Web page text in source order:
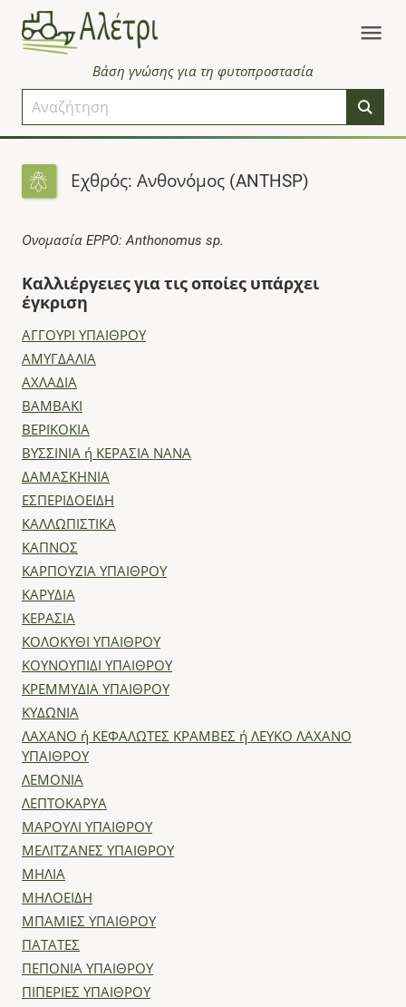
Βάση γνώσης για τη φυτοπροστασία
Εχθρός: Ανθονόμος (ANTHSP)
Ονομασία EPPO: Anthonomus sp.
Καλλιέργειες για τις οποίες υπάρχει
έγκριση
ΑΓΓΟΥΡΙ ΥΠΑΙΘΡΟΥ
ΑΜΥΓΔΑΛΙΑ
ΑΧΛΑΔΙΑ
ΒΑΜΒΑΚΙ
ΒΕΡΙΚΟΚΙΑ
ΒΥΣΣΙΝΙΑ ή ΚΕΡΑΣΙΑ ΝΑΝΑ
ΔΑΜΑΣΚΗΝΙΑ
ΕΣΠΕΡΙΔΟΕΙΔΗ
ΚΑΛΛΩΠΙΣΤΙΚΑ
ΚΑΠΝΟΣ
ΚΑΡΠΟΥΖΙΑ ΥΠΑΙΘΡΟΥ
ΚΑΡΥΔΙΑ
ΚΕΡΑΣΙΑ
ΚΟΛΟΚΥΘΙ ΥΠΑΙΘΡΟΥ
ΚΟΥΝΟΥΠΙΔΙ ΥΠΑΙΘΡΟΥ
ΚΡΕΜΜΥΔΙΑ ΥΠΑΙΘΡΟΥ
ΚΥΔΩΝΙΑ
ΛΑΧΑΝΟ ή ΚΕΦΑΛΩΤΕΣ ΚΡΑΜΒΕΣ ή ΛΕΥΚΟ ΛΑΧΑΝΟ
ΥΠΑΙΘΡΟΥ
ΛΕΜΟΝΙΑ
ΛΕΠΤΟΚΑΡΥΑ
ΜΑΡΟΥΛΙ ΥΠΑΙΘΡΟΥ
ΜΕΛΙΤΖΑΝΕΣ ΥΠΑΙΘΡΟΥ
ΜΗΛΙΑ
ΜΗΛΟΕΙΔΗ
ΜΠΑΜΙΕΣ ΥΠΑΙΘΡΟΥ
ΠΑΤΑΤΕΣ
ΠΕΠΟΝΙΑ ΥΠΑΙΘΡΟΥ
ΠΙΠΕΡΙΕΣ ΥΠΑΙΘΡΟΥ